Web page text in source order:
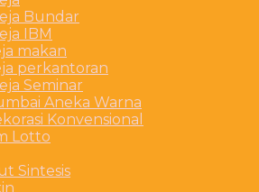
Bundar
IBM
makan
perkantoran
Seminar
Aneka Warna
Konvensional
Lotto
Sintesis